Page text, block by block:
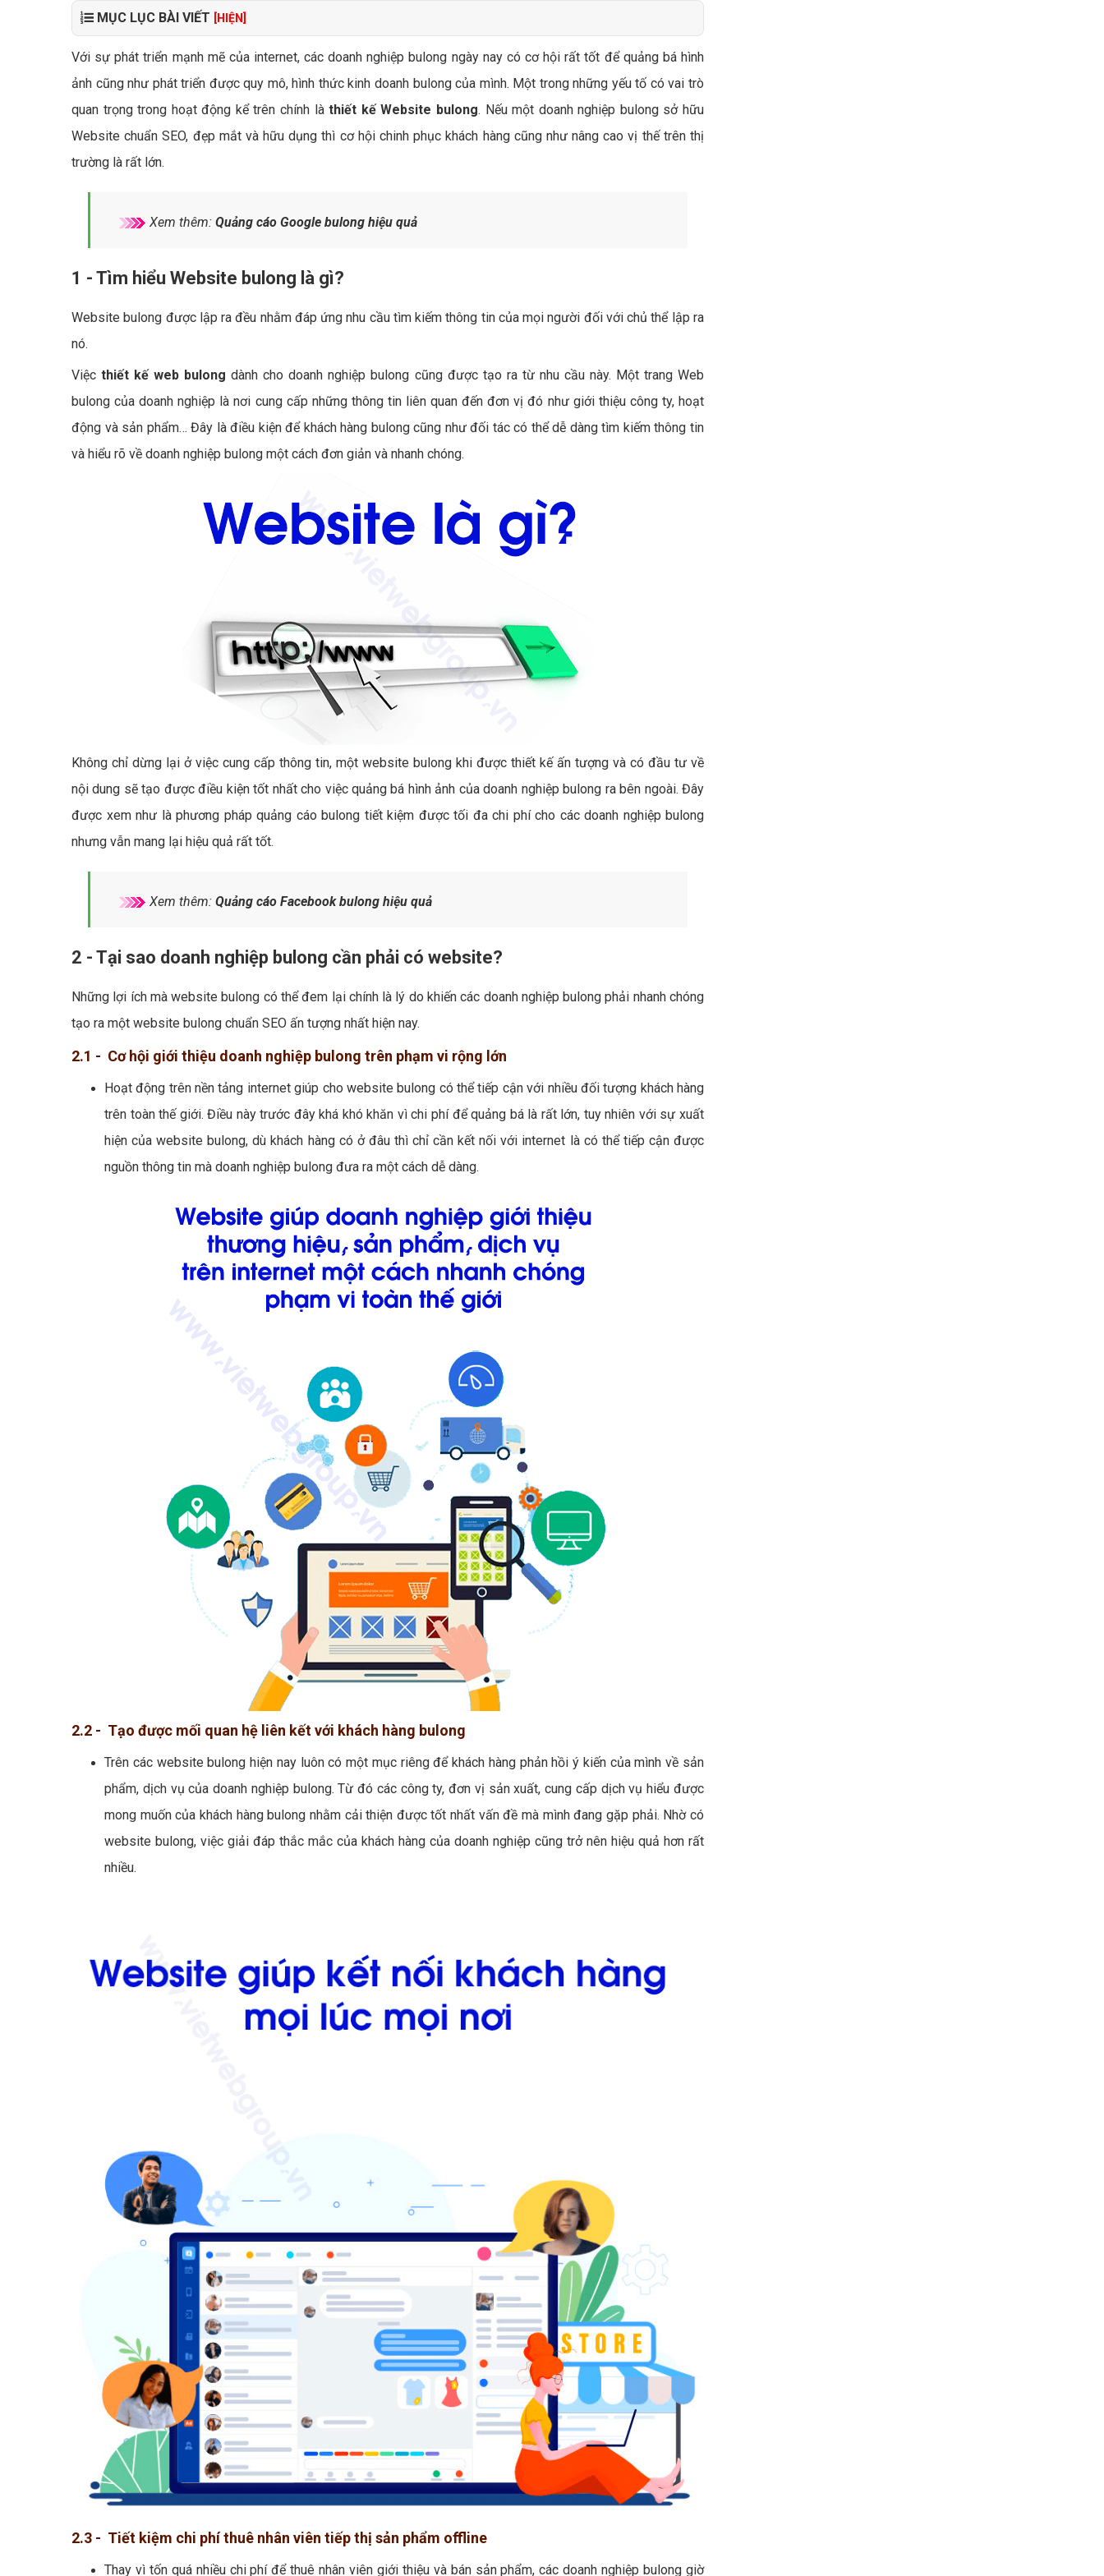
Bảng giá quảng cáo Banner
Bảng giá quản trị Website
Bảng giá quản trị Fanpage Facebook
MỤC LỤC BÀI VIẾT [HIỆN]
Với sự phát triển mạnh mẽ của internet, các doanh nghiệp bulong ngày nay có cơ hội rất tốt để quảng bá hình
ảnh cũng như phát triển được quy mô, hình thức kinh doanh bulong của mình. Một trong những yếu tố có vai trò
quan trọng trong hoạt động kể trên chính làthiết kế Website bulong. Nếu một doanh nghiệp bulong sở hữu
Website chuẩn SEO, đẹp mắt và hữu dụng thì cơ hội chinh phục khách hàng cũng như nâng cao vị thế trên thị
trường là rất lớn.
Xem thêm: Quảng cáo Google bulong hiệu quả
1 - Tìm hiểu Website bulong là gì?
Website bulong được lập ra đều nhằm đáp ứng nhu cầu tìm kiếm thông tin của mọi người đối với chủ thể lập ra
nó.
Việcthiết kế web bulong dành cho doanh nghiệp bulong cũng được tạo ra từ nhu cầu này. Một trang Web
bulong của doanh nghiệp là nơi cung cấp những thông tin liên quan đến đơn vị đó như giới thiệu công ty, hoạt
động và sản phẩm… Đây là điều kiện để khách hàng bulong cũng như đối tác có thể dễ dàng tìm kiếm thông tin
và hiểu rõ về doanh nghiệp bulong một cách đơn giản và nhanh chóng.
Không chỉ dừng lại ở việc cung cấp thông tin, một website bulong khi được thiết kế ấn tượng và có đầu tư về
nội dung sẽ tạo được điều kiện tốt nhất cho việc quảng bá hình ảnh của doanh nghiệp bulong ra bên ngoài. Đây
được xem như là phương pháp quảng cáo bulong tiết kiệm được tối đa chi phí cho các doanh nghiệp bulong
nhưng vẫn mang lại hiệu quả rất tốt.
Xem thêm: Quảng cáo Facebook bulong hiệu quả
2 - Tại sao doanh nghiệp bulong cần phải có website?
Những lợi ích mà website bulong có thể đem lại chính là lý do khiến các doanh nghiệp bulong phải nhanh chóng
tạo ra một website bulong chuẩn SEO ấn tượng nhất hiện nay.
2.1 - Cơ hội giới thiệu doanh nghiệp bulong trên phạm vi rộng lớn
Hoạt động trên nền tảng internet giúp cho website bulong có thể tiếp cận với nhiều đối tượng khách hàng
trên toàn thế giới. Điều này trước đây khá khó khăn vì chi phí để quảng bá là rất lớn, tuy nhiên với sự xuất
hiện của website bulong, dù khách hàng có ở đâu thì chỉ cần kết nối với internet là có thể tiếp cận được
nguồn thông tin mà doanh nghiệp bulong đưa ra một cách dễ dàng.
2.2 - Tạo được mối quan hệ liên kết với khách hàng bulong
Trên các website bulong hiện nay luôn có một mục riêng để khách hàng phản hồi ý kiến của mình về sản
phẩm, dịch vụ của doanh nghiệp bulong. Từ đó các công ty, đơn vị sản xuất, cung cấp dịch vụ hiểu được
mong muốn của khách hàng bulong nhằm cải thiện được tốt nhất vấn đề mà mình đang gặp phải. Nhờ có
website bulong, việc giải đáp thắc mắc của khách hàng của doanh nghiệp cũng trở nên hiệu quả hơn rất
nhiều.
2.3 - Tiết kiệm chi phí thuê nhân viên tiếp thị sản phẩm offline
Thay vì tốn quá nhiều chi phí để thuê nhân viên giới thiệu và bán sản phẩm, các doanh nghiệp bulong giờ